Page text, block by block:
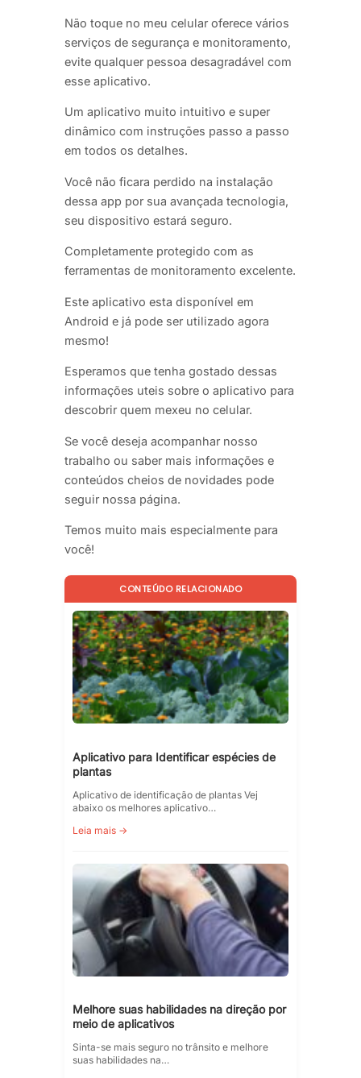
Não toque no meu celular oferece vários
serviços de segurança e monitoramento,
evite qualquer pessoa desagradável com
esse aplicativo.
Um aplicativo muito intuitivo e super
dinâmico com instruções passo a passo
em todos os detalhes.
Você não ficara perdido na instalação
dessa app por sua avançada tecnologia,
seu dispositivo estará seguro.
Completamente protegido com as
ferramentas de monitoramento excelente.
Este aplicativo esta disponível em
Android e já pode ser utilizado agora
mesmo!
Esperamos que tenha gostado dessas
informações uteis sobre o aplicativo para
descobrir quem mexeu no celular.
Se você deseja acompanhar nosso
trabalho ou saber mais informações e
conteúdos cheios de novidades pode
seguir nossa página.
Temos muito mais especialmente para
você!
CONTEÚDO RELACIONADO
Aplicativo para Identificar espécies de
plantas
Aplicativo de identificação de plantas Vej
abaixo os melhores aplicativo…
Leia mais →
Melhore suas habilidades na direção por
meio de aplicativos
Sinta-se mais seguro no trânsito e melhore
suas habilidades na…